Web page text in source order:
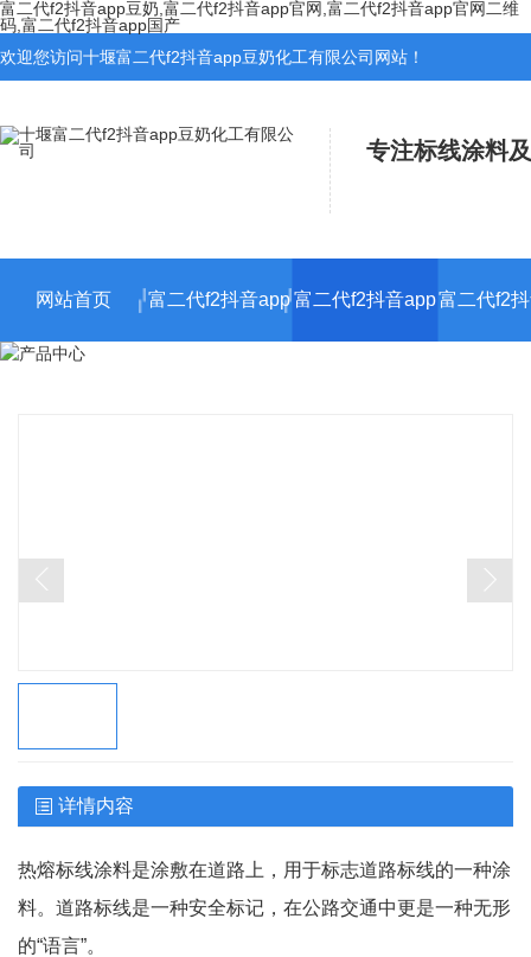
富二代f2抖音app豆奶,富二代f2抖音app官网,富二代f2抖音app官网二维
码,富二代f2抖音app国产
欢迎您访问十堰富二代f2抖音app豆奶化工有限公司网站！
专注标线涂料及
网站首页 富二代f2抖音app 富二代f2抖音app富二代f2
详情内容
热熔标线涂料是涂敷在道路上，用于标志道路标线的一种涂
料。道路标线是一种安全标记，在公路交通中更是一种无形
的“语言”。